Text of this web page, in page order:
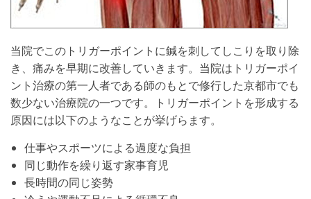
当院でこのトリガーポイントに鍼を刺してしこりを取り除
き、痛みを早期に改善していきます。当院はトリガーポイ
ント治療の第一人者である師のもとで修行した京都市でも
数少ない治療院の一つです。トリガーポイントを形成する
原因には以下のようなことが挙げらます。
仕事やスポーツによる過度な負担
同じ動作を繰り返す家事育児
長時間の同じ姿勢